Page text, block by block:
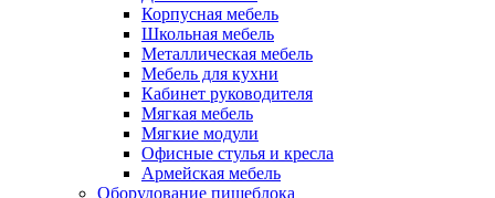
Корпусная мебель
Школьная мебель
Металлическая мебель
Мебель для кухни
Кабинет руководителя
Мягкая мебель
Мягкие модули
Офисные стулья и кресла
Армейская мебель
Оборудование пищеблока